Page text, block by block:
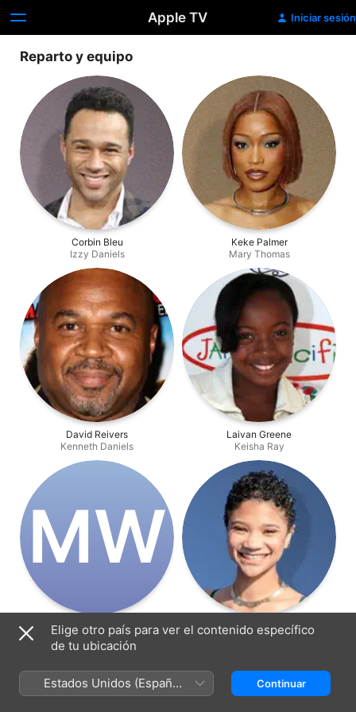
Apple TV Iniciar sesión
Reparto y equipo
Corbin Bleu
Izzy Daniels
Keke Palmer
Mary Thomas
David Reivers
Kenneth Daniels
Laivan Greene
Keisha Ray
M‌W
Micah Williams
Lil Earl Jackson
Kylee Russell
Karin Daniels
Elige otro país para ver el contenido específico
de tu ubicación
Estados Unidos (Español
México)
Continuar